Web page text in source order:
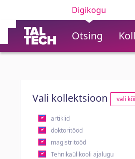
Digikogu
Otsing
Vali kollektsioon vali
artiklid
doktoritööd
magistritööd
Tehnikaülikooli ajalugu